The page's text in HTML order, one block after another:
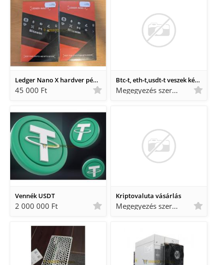
Ledger Nano X hardver pénztárca - BONTATLAN!
45 000 Ft
Btc-t, eth-t,usdt-t veszek készpénzért Huf/EUR Budapesten
Megegyezés szerint Megegyezés szerint
Vennék USDT
2 000 000 Ft
Kriptovaluta vásárlás
Megegyezés szerint Megegyezés szerint